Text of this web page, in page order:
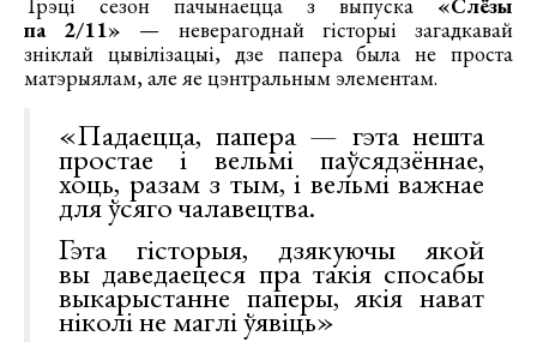
Трэці сезон пачынаецца з выпуска «Слёзы
па 2/11» — неверагоднай гісторыі загадкавай
зніклай цывілізацыі, дзе папера была не проста
матэрыялам, але яе цэнтральным элементам.
«Падаецца, папера — гэта нешта
простае і вельмі паўсядзённае,
хоць, разам з тым, і вельмі важнае
для ўсяго чалавецтва.
Гэта гісторыя, дзякуючы якой
вы даведаецеся пра такія спосабы
выкарыстанне паперы, якія нават
ніколі не маглі ўявіць»